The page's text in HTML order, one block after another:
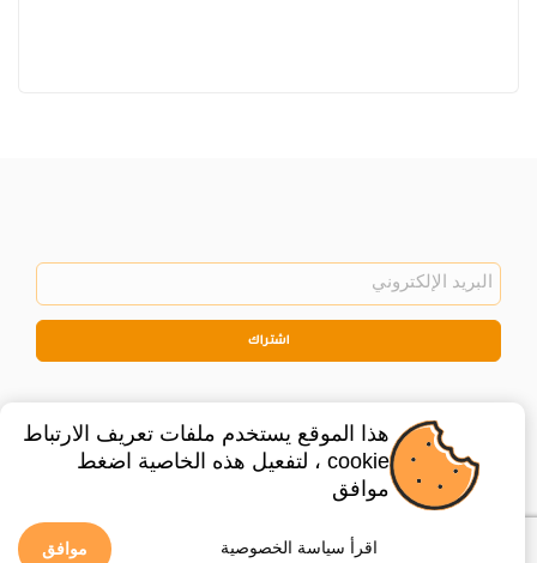
اشتراك
هذا الموقع يستخدم ملفات تعريف الارتباط
cookie ، لتفعيل هذه الخاصية اضغط
موافق
موافق اقرأ سياسة الخصوصية